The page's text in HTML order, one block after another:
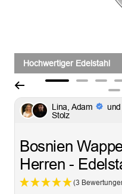
Hochwertiger Edelstahl
Slide
1
Slide
Slide
Zur
Zur
Lina, Adam
Stolz
Bosnien
Herren -
(3